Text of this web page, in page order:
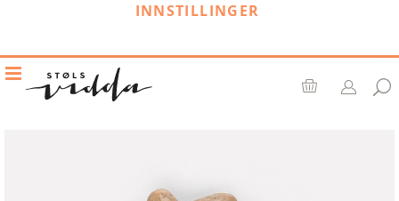
INNSTILLINGER
Handlekurv
Toggle
Nav